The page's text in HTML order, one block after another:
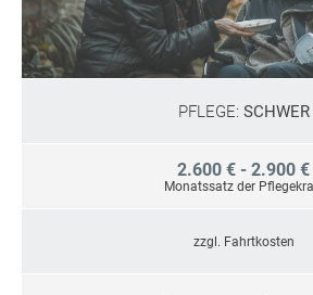
PFLEGE: SCHWER
2.600 € - 2.900 €
Monatssatz der
zzgl. Fahrtkosten